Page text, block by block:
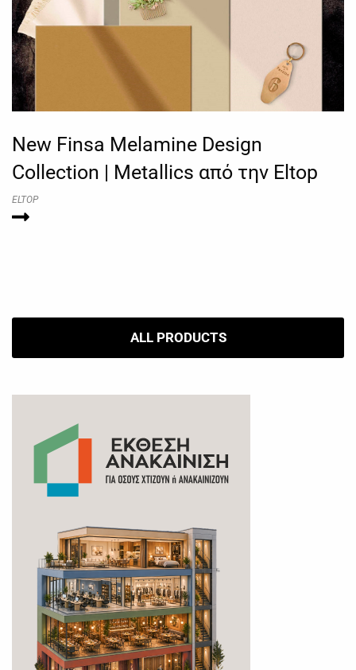
New Finsa Melamine Design
Collection | Metallics από την Eltop
ELTOP
ALL PRODUCTS